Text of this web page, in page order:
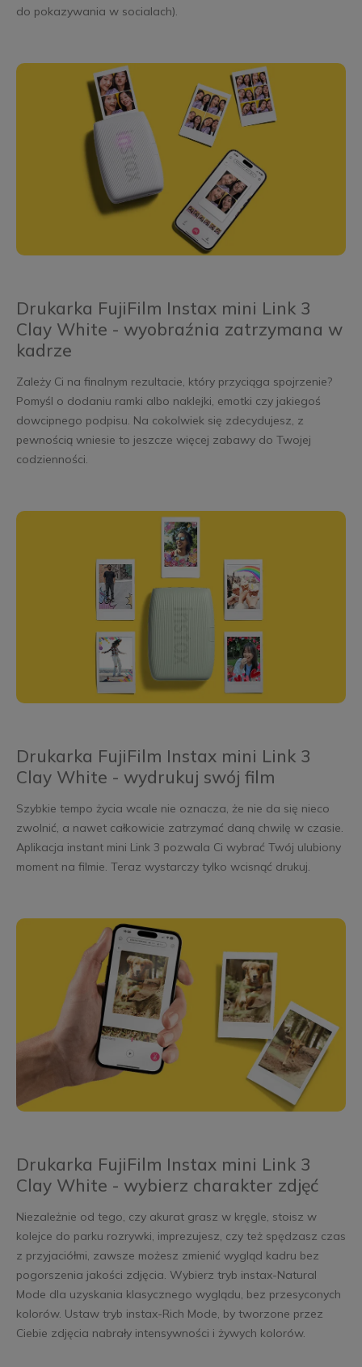
do pokazywania w socialach).
Drukarka FujiFilm Instax mini Link 3
Clay White - wyobraźnia zatrzymana w
kadrze
Zależy Ci na finalnym rezultacie, który przyciąga spojrzenie?
Pomyśl o dodaniu ramki albo naklejki, emotki czy jakiegoś
dowcipnego podpisu. Na cokolwiek się zdecydujesz, z
pewnością wniesie to jeszcze więcej zabawy do Twojej
codzienności.
Drukarka FujiFilm Instax mini Link 3
Clay White - wydrukuj swój film
Szybkie tempo życia wcale nie oznacza, że nie da się nieco
zwolnić, a nawet całkowicie zatrzymać daną chwilę w czasie.
Aplikacja instant mini Link 3 pozwala Ci wybrać Twój ulubiony
moment na filmie. Teraz wystarczy tylko wcisnąć drukuj.
Drukarka FujiFilm Instax mini Link 3
Clay White - wybierz charakter zdjęć
Niezależnie od tego, czy akurat grasz w kręgle, stoisz w
kolejce do parku rozrywki, imprezujesz, czy też spędzasz czas
z przyjaciółmi, zawsze możesz zmienić wygląd kadru bez
pogorszenia jakości zdjęcia. Wybierz tryb instax-Natural
Mode dla uzyskania klasycznego wyglądu, bez przesyconych
kolorów. Ustaw tryb instax-Rich Mode, by tworzone przez
Ciebie zdjęcia nabrały intensywności i żywych kolorów.